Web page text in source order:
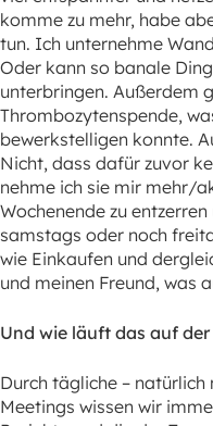
komme zu mehr, habe
tun. Ich unternehme
Oder kann so banale
unterbringen. Außerdem
Thrombozytenspende,
bewerkstelligen konnte.
Nicht, dass dafür zuvor
nehme ich sie mir mehr/
Wochenende zu
samstags oder noch
wie Einkaufen und
und meinen Freund, was
Und wie läuft das auf
Durch tägliche – natürlich
Meetings wissen wir